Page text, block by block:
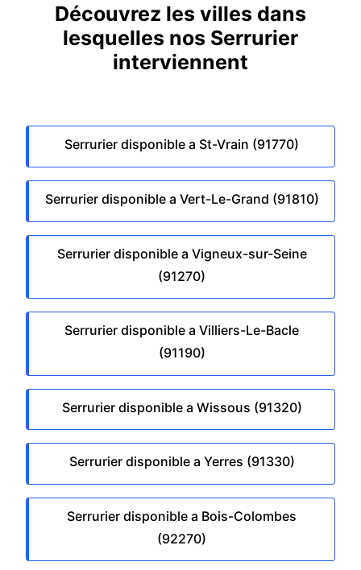
Découvrez les villes dans
lesquelles nos Serrurier
interviennent
Serrurier disponible a St-Vrain (91770)
Serrurier disponible a Vert-Le-Grand (91810)
Serrurier disponible a Vigneux-sur-Seine
(91270)
Serrurier disponible a Villiers-Le-Bacle
(91190)
Serrurier disponible a Wissous (91320)
Serrurier disponible a Yerres (91330)
Serrurier disponible a Bois-Colombes
(92270)